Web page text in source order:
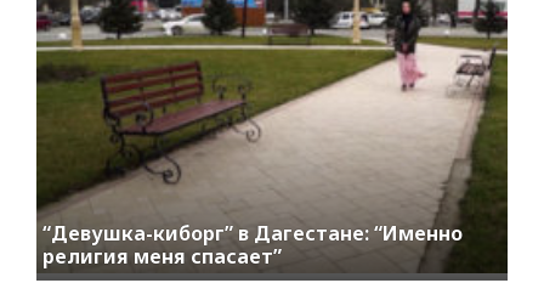
“Девушка-киборг” в Дагестане: “Именно
религия меня спасает”